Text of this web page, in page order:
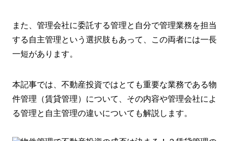
また、管理会社に委託する管理と自分で管理業務を担当
する自主管理という選択肢もあって、この両者には一長
一短があります。
本記事では、不動産投資ではとても重要な業務である物
件管理（賃貸管理）について、その内容や管理会社によ
る管理と自主管理の違いについても解説します。